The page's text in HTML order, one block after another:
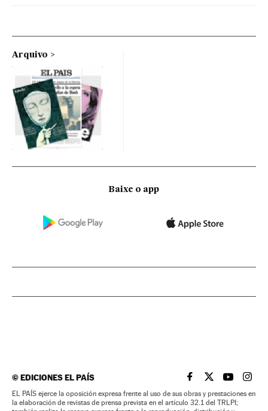
Arquivo
Baixe o app
©EDICIONES EL PAÍS EL PAÍS BRASIL EN
EL PAÍSEL PAÍS
EL
EL PAÍS ejerce la oposición expresa frente al uso de sus obras y prestaciones en
la elaboración de revistas de prensa prevista en el artículo 32.1 del TRLPI;